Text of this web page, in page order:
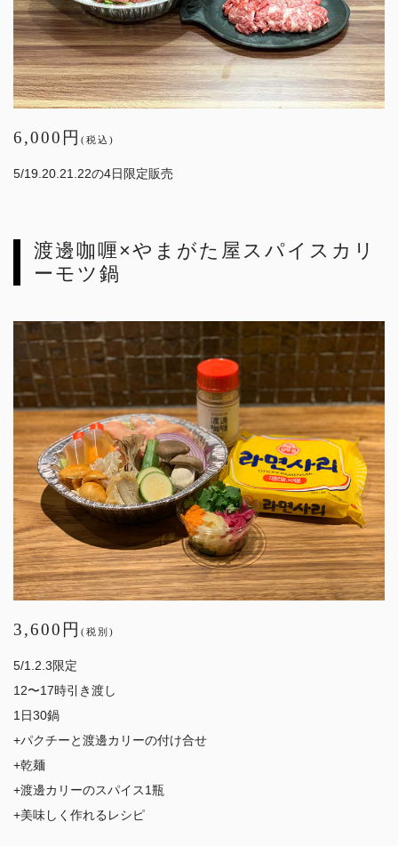
6,000円 (税込)
5/19.20.21.22の4日限定販売
渡邊咖喱×やまがた屋スパイスカリ
ーモツ鍋
3,600円 (税別)
5/1.2.3限定
12〜17時引き渡し
1日30鍋
+パクチーと渡邊カリーの付け合せ
+乾麺
+渡邊カリーのスパイス1瓶
+美味しく作れるレシピ